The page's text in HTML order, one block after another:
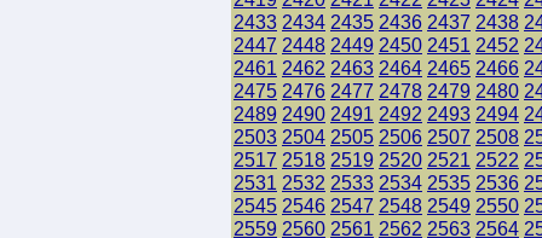
2433 2434 2435 2436 2437 2438
2447 2448 2449 2450 2451 2452
2461 2462 2463 2464 2465 2466
2475 2476 2477 2478 2479 2480
2489 2490 2491 2492 2493 2494
2503 2504 2505 2506 2507 2508
2517 2518 2519 2520 2521 2522
2531 2532 2533 2534 2535 2536
2545 2546 2547 2548 2549 2550
2559 2560 2561 2562 2563 2564